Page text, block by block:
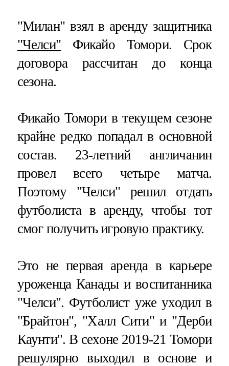
"Милан" взял в аренду защитника
"Челси"Фикайо Томори. Срок
договора рассчитан до конца
сезона.
Фикайо Томори в текущем сезоне
крайне редко попадал в основной
состав. 23-летний англичанин
провел всего четыре матча.
Поэтому "Челси" решил отдать
футболиста в аренду, чтобы тот
смог получить игровую практику.
Это не первая аренда в карьере
уроженца Канады и воспитанника
"Челси". Футболист уже уходил в
"Брайтон", "Халл Сити" и "Дерби
Каунти". В сехоне 2019-21 Томори
решулярно выходил в основе и